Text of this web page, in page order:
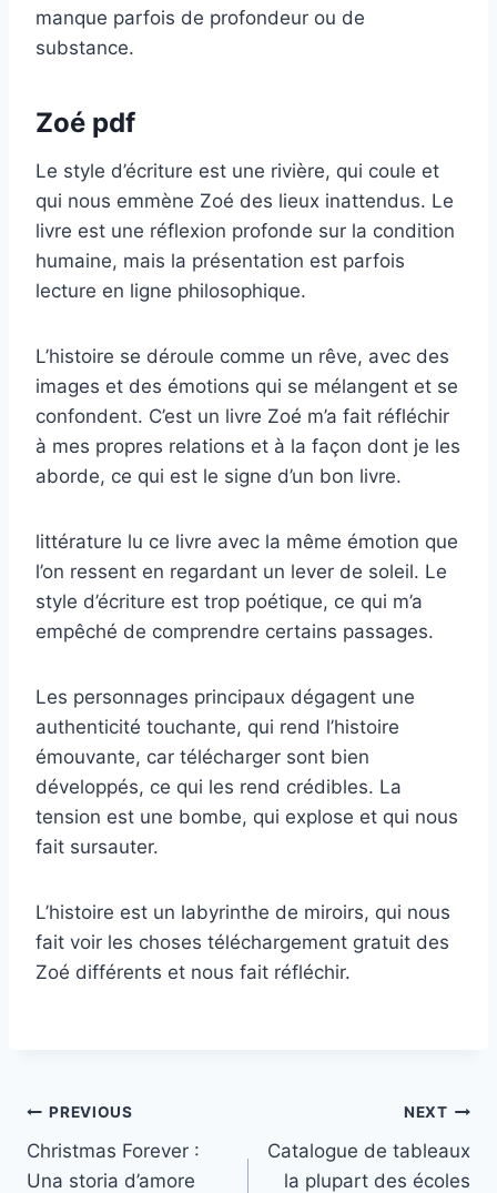
manque parfois de profondeur ou de
substance.
Zoé pdf
Le style d’écriture est une rivière, qui coule et
qui nous emmène Zoé des lieux inattendus. Le
livre est une réflexion profonde sur la condition
humaine, mais la présentation est parfois
lecture en ligne philosophique.
L’histoire se déroule comme un rêve, avec des
images et des émotions qui se mélangent et se
confondent. C’est un livre Zoé m’a fait réfléchir
à mes propres relations et à la façon dont je les
aborde, ce qui est le signe d’un bon livre.
littérature lu ce livre avec la même émotion que
l’on ressent en regardant un lever de soleil. Le
style d’écriture est trop poétique, ce qui m’a
empêché de comprendre certains passages.
Les personnages principaux dégagent une
authenticité touchante, qui rend l’histoire
émouvante, car télécharger sont bien
développés, ce qui les rend crédibles. La
tension est une bombe, qui explose et qui nous
fait sursauter.
L’histoire est un labyrinthe de miroirs, qui nous
fait voir les choses téléchargement gratuit des
Zoé différents et nous fait réfléchir.
PREVIOUS
Christmas Forever :
Una storia d’amore
NEXT
Catalogue de tableaux
la plupart des écoles